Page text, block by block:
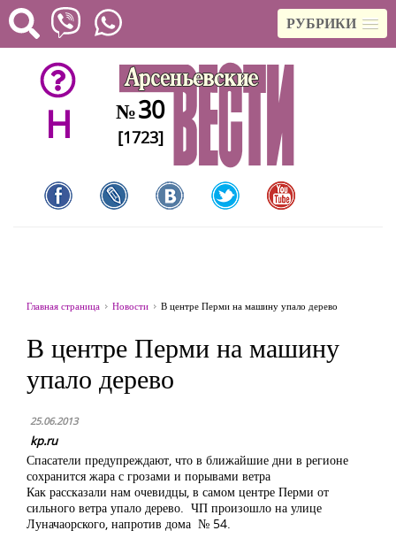
РУБРИКИ
H №30
[1723]
Главная страница Новости В центре Перми на машину упало дерево
В центре Перми на машину
упало дерево
25.06.2013
kp.ru
Спасатели предупреждают, что в ближайшие дни в регионе
сохранится жара с грозами и порывами ветра
Как рассказали нам очевидцы, в самом центре Перми от
сильного ветра упало дерево. ЧП произошло на улице
Луначаорского, напротив дома № 54.